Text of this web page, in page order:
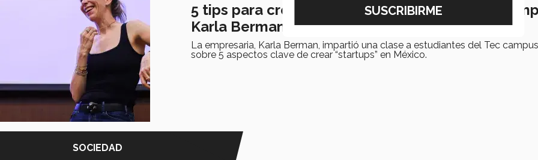
5 tips para crear startups en México, según la
Karla Berman
La empresaria, Karla Berman, impartió una clase a estudiantes del Tec
sobre 5 aspectos clave de crear “startups” en México.
SOCIEDAD